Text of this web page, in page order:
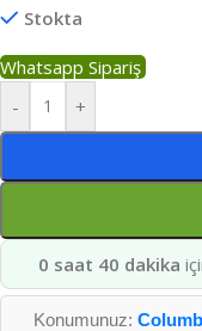
Stokta
Whatsapp Sipariş
-
+
0 saat 40 dakika
Konumunuz: